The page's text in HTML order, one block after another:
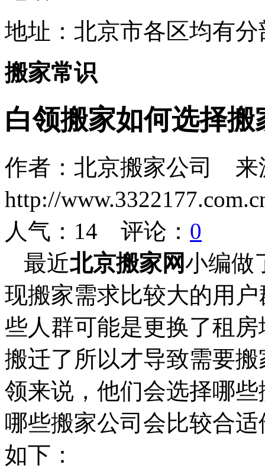
地址： 北京市各区均有分
搬家常识
白领搬家如何选择搬
作者：北京搬家公司 来
http://
人气： 14 评论： 0
最近北京搬家网小编做
现搬家需求比较大的用
些人群可能是更换了租
搬迁了所以才导致需要
领来说，他们会选择哪
哪些搬家公司会比较合
如下：